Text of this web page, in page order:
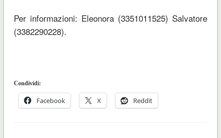
Per informazioni: Eleonora (3351011525) Salvatore
(3382290228).
Condividi:
Facebook X Reddit